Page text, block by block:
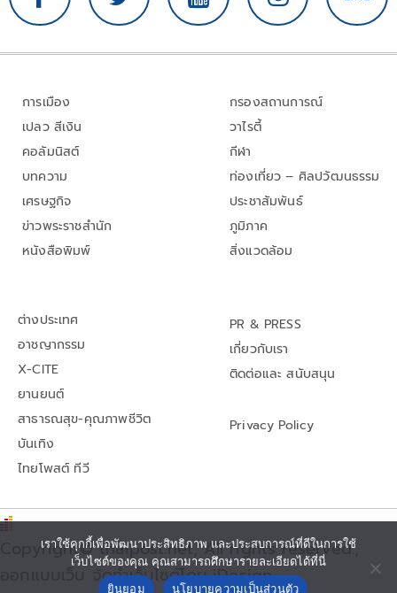
การเมือง
เปลว สีเงิน
คอลัมนิสต์
บทความ
เศรษฐกิจ
ข่าวพระราชสำนัก
หนังสือพิมพ์
กรองสถานการณ์
วาไรตี้
กีฬา
ท่องเที่ยว – ศิลปวัฒนธรรม
ประชาสัมพันธ์
ภูมิภาค
สิ่งแวดล้อม
ต่างประเทศ
อาชญากรรม
X-CITE
ยานยนต์
สาธารณสุข-คุณภาพชีวิต
บันเทิง
ไทยโพสต์ ทีวี
PR & PRESS
เกี่ยวกับเรา
ติดต่อและ สนับสนุน
Privacy Policy
Copyright© thaipost.net, All rights reserved.,
ออกแบบเว็บ จัดทำเว็บไซต์โดย iDesign
เราใช้คุกกี้เพื่อพัฒนาประสิทธิภาพ และประสบการณ์ที่ดีในการใช้
เว็บไซต์ของคุณ คุณสามารถศึกษารายละเอียดได้ที่นี่
ยินยอม
นโยบายความเป็นส่วนตัว